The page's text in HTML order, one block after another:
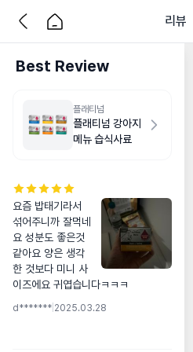
리뷰
Best Review
플래티넘
플래티넘 강아지
메뉴 습식사료
요즘 밥태기라서
섞어주니까 잘먹네
요 성분도 좋은것
같아요 양은 생각
한 것보다 미니 사
이즈에요 귀엽습니다ㅋㅋㅋ
d******* 2025.03.28